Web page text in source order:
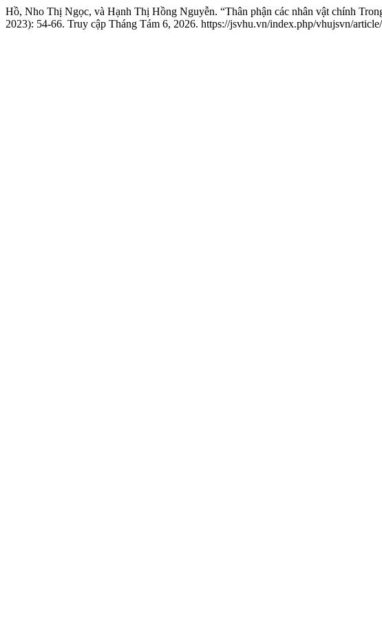
Hồ, Nho Thị Ngọc, và Hạnh Thị Hồng Nguyễn. “Thân phận các nhân vật chính
2023): 54-66. Truy cập Tháng Tám 6, 2026. https://jsvhu.vn/index.php/vhujsvn/